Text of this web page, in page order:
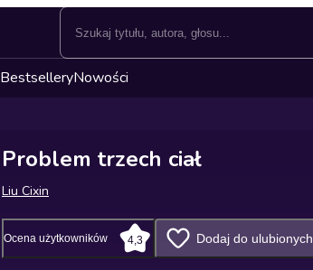
BestselleryNowości
Problem trzech ciał
Liu Cixin
Ocena użytkowników 4,3 Dodaj do ulubionych